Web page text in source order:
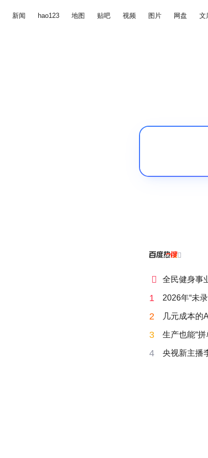
新闻 hao123 地图 贴吧 视频 图片 网盘 文

 全民健身事
1 2026年“未
2 几元成本的
3 生产也能“拼
4 央视新主播